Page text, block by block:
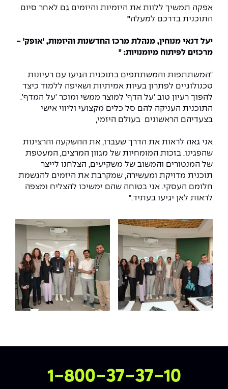
אפקה תמשיך ללוות את היזמיות והיזמים גם לאחר סיום
התוכנית בדרכם למעלה"
יעל דנאי מנוחין, מנהלת מרכז החדשנות והיזמות, 'אופק' -
מרכזים לפיתוח מיומנויות: "
"המשתתפות והמשתתפים בתוכנית הגיעו עם רעיונות
טכנולוגיים לפתרון בעיות אמיתיות ושאיפה ללמוד כיצד
להפוך רעיון טוב 'על הדף' למוצר ממשי ומוכר 'על המדף'.
התוכנית העניקה להם סל כלים מקצועי וליווי אישי
בצעדיהם הראשונים בעולם היזמי,
אני גאה לראות את הדרך שעברו, את ההשקעה והרצינות
שהפגינו. בזכות המומחיות של מגוון המרצים, המעטפת
של המנטורים והמשוב של משקיעים, הצלחנו לייצר
תוכנית מדויקת ומעשירה, שמקרבת את היזמים להגשמת
חלומם העסקי. אני בטוחה שהם ימשיכו להצליח ומצפה
לראות לאן יגיעו בעתיד."
צרו איתנו קשר
1-800-37-37-10